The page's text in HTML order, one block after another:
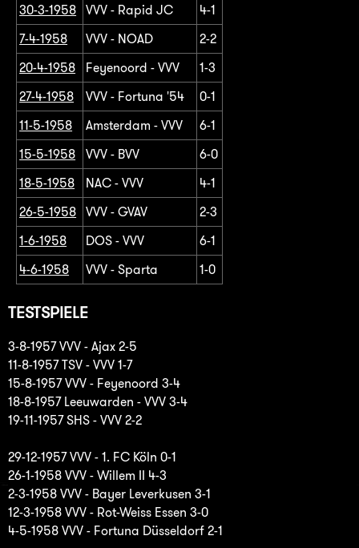
30-3-1958
VVV - Rapid JC
4-1
7-4-1958
VVV - NOAD
2-2
20-4-1958
Feyenoord - VVV
1-3
27-4-1958
VVV - Fortuna '54
0-1
11-5-1958
Amsterdam - VVV
6-1
15-5-1958
VVV - BVV
6-0
18-5-1958
NAC - VVV
4-1
26-5-1958
VVV - GVAV
2-3
1-6-1958
DOS - VVV
6-1
4-6-1958
VVV - Sparta 1-0
TESTSPIELE
3-8-1957 VVV - Ajax 2-5
11-8-1957 TSV - VVV 1-7
15-8-1957 VVV - Feyenoord 3-4
18-8-1957 Leeuwarden - VVV 3-4
19-11-1957 SHS - VVV 2-2
29-12-1957 VVV - 1. FC Köln 0-1
26-1-1958 VVV - Willem II 4-3
2-3-1958 VVV - Bayer Leverkusen 3-1
12-3-1958 VVV - Rot-Weiss Essen 3-0
4-5-1958 VVV - Fortuna Düsseldorf 2-1